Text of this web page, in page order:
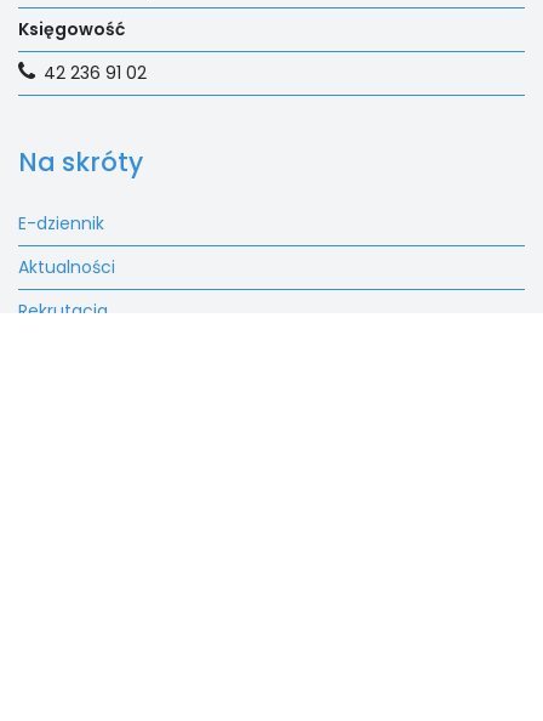
Na skróty
E-dziennik
Aktualności
Rekrutacja
Księgowość
42 236 91 02